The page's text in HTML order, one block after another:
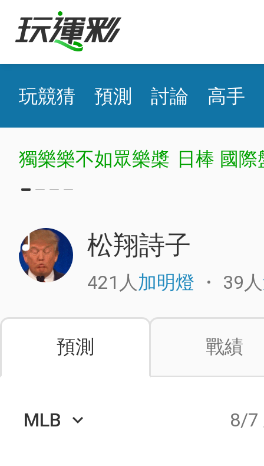
玩競猜 預測 討論 高手
獨樂樂不如眾樂槳 日棒 國
松翔詩子
421人加明燈 ・ 39人
預測 戰績
MLB keyboard_arrow_down 8/7